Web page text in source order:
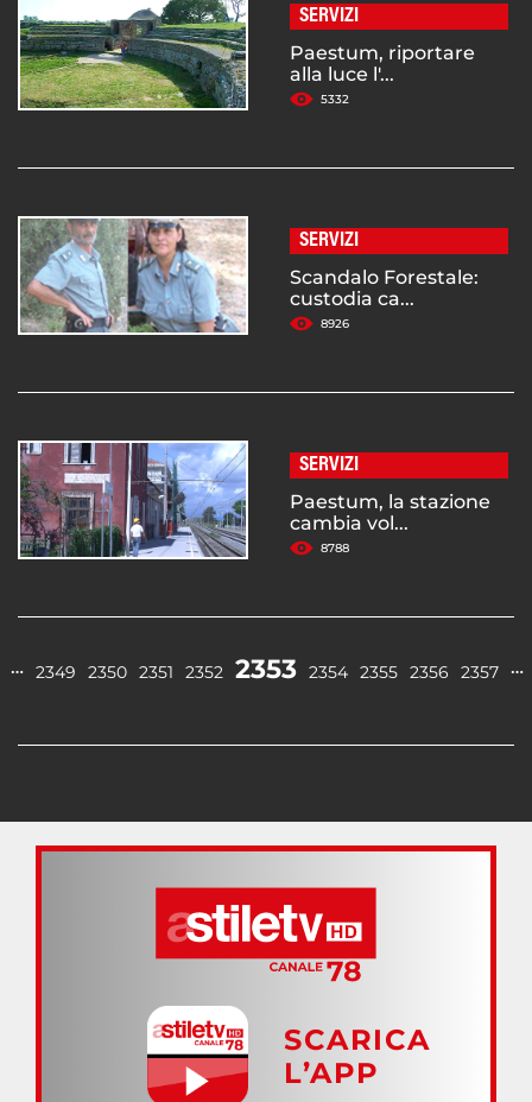
SERVIZI
Paestum, riportare
alla luce l'...
5332
SERVIZI
Scandalo Forestale:
custodia ca...
8926
SERVIZI
Paestum, la stazione
cambia vol...
8788
… 2349 2350 2351 2352 2353 2354 2355 2356 2357 …
SCARICA
L’APP